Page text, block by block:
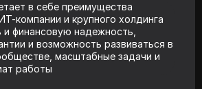
в себе преимущества
компании и крупного холдинга
финансовую надежность,
и возможность развиваться в
масштабные задачи и
работы